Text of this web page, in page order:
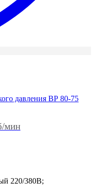
давления ВР 80-75
мин
220/380В;